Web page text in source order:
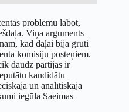
problēmu labot,
Viņa arguments
kad daļai bija grūti
komisiju posteņiem.
daudz partijas ir
kandidātu
un analītiskajā
iegūla Saeimas